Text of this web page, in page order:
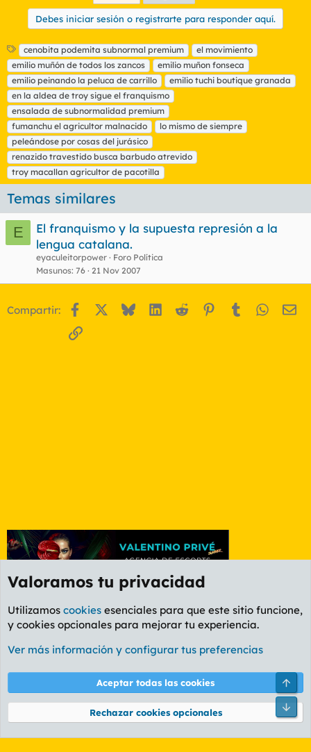
Debes iniciar sesión o registrarte para responder aquí.
E
t
i
q
u
e
t
a
s
cenobita podemita subnormal premium
el movimiento
emilio muñón de todos los zancos
emilio muñon fonseca
emilio peinando la peluca de carrillo
emilio tuchi boutique granada
en la aldea de troy sigue el franquismo
ensalada de subnormalidad premium
fumanchu el agricultor malnacido
lo mismo de siempre
peleándose por cosas del jurásico
renazido travestido busca barbudo atrevido
troy macallan agricultor de pacotilla
Temas similares
E
El franquismo y la supuesta represión a la
lengua catalana.
eyaculeitorpower
Foro Política
Masunos 76 21 Nov 2007
Compartir: Facebook BlueskyLinkedIn
Reddit Pinterest
Tumblr
Enlace
Foro Política
Cookies
PL OLDSTYLE AMARILLO
Términos y reglas Política de privacidad Ayuda
Community platform by XenForo® © 2010-2026 XenForo Ltd.
Valoramos tu privacidad
Utilizamos cookies esenciales para que este sitio funcione,
y cookies opcionales para mejorar tu experiencia.
Ver más información y configurar tus preferencias
Aceptar todas las cookies
Rechazar cookies opcionales
Pie